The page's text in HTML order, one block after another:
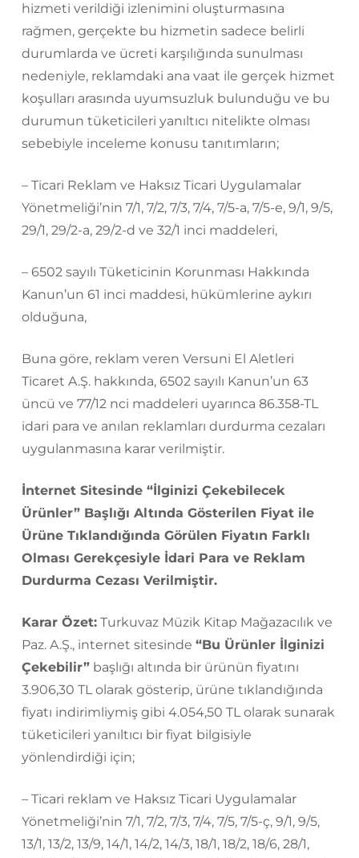
hizmeti verildiği izlenimini oluşturmasına
rağmen, gerçekte bu hizmetin sadece belirli
durumlarda ve ücreti karşılığında sunulması
nedeniyle, reklamdaki ana vaat ile gerçek hizmet
koşulları arasında uyumsuzluk bulunduğu ve bu
durumun tüketicileri yanıltıcı nitelikte olması
sebebiyle inceleme konusu tanıtımların;
– Ticari Reklam ve Haksız Ticari Uygulamalar
Yönetmeliği’nin 7/1, 7/2, 7/3, 7/4, 7/5-a, 7/5-e, 9/1, 9/5,
29/1, 29/2-a, 29/2-d ve 32/1 inci maddeleri,
– 6502 sayılı Tüketicinin Korunması Hakkında
Kanun’un 61 inci maddesi, hükümlerine aykırı
olduğuna,
Buna göre, reklam veren Versuni El Aletleri
Ticaret A.Ş. hakkında, 6502 sayılı Kanun’un 63
üncü ve 77/12 nci maddeleri uyarınca 86.358-TL
idari para ve anılan reklamları durdurma cezaları
uygulanmasına karar verilmiştir.
İnternet Sitesinde “İlginizi Çekebilecek
Ürünler” Başlığı Altında Gösterilen Fiyat ile
Ürüne Tıklandığında Görülen Fiyatın Farklı
Olması Gerekçesiyle İdari Para ve Reklam
Durdurma Cezası Verilmiştir.
Karar Özet:Turkuvaz Müzik Kitap Mağazacılık ve
Paz. A.Ş., internet sitesinde “Bu Ürünler İlginizi
Çekebilir”başlığı altında bir ürünün fiyatını
3.906,30 TL olarak gösterip, ürüne tıklandığında
fiyatı indirimliymiş gibi 4.054,50 TL olarak sunarak
tüketicileri yanıltıcı bir fiyat bilgisiyle
yönlendirdiği için;
– Ticari reklam ve Haksız Ticari Uygulamalar
Yönetmeliği’nin 7/1, 7/2, 7/3, 7/4, 7/5, 7/5-ç, 9/1, 9/5,
13/1, 13/2, 13/9, 14/1, 14/2, 14/3, 18/1, 18/2, 18/6, 28/1,